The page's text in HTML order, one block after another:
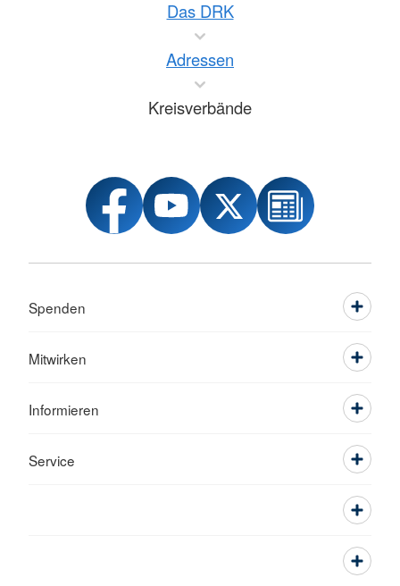
Das DRK
Adressen
Kreisverbände
Spenden
Mitwirken
Informieren
Service